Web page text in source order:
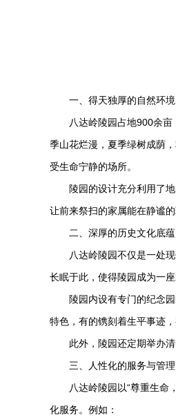
一、得天独厚的自然环境
八达岭陵园占地900余亩
季山花烂漫，夏季绿树成荫
受生命宁静的场所。
陵园的设计充分利用了
让前来祭扫的家属能在静谧
二、深厚的历史文化底蕴
八达岭陵园不仅是一处
长眠于此，使得陵园成为一座
陵园内设有专门的纪念
特色，有的镌刻着生平事迹
此外，陵园还定期举办
三、人性化的服务与管理
八达岭陵园 以“尊重生命
化服务。例如：